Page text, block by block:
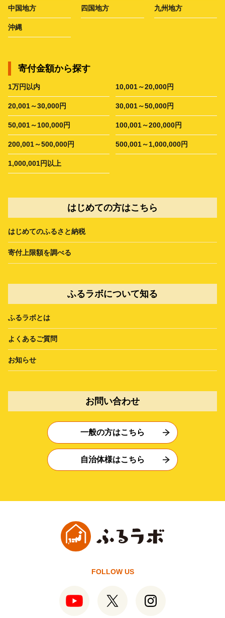
中国地方 四国地方 九州地方
沖縄
寄付金額から探す
1万円以内 10,001～20,000円
20,001～30,000円 30,001～50,000円
50,001～100,000円 100,001～200,000円
200,001～500,000円 500,001～1,000,000円
1,000,001円以上
はじめての方はこちら
はじめてのふるさと納税
寄付上限額を調べる
ふるラボについて知る
ふるラボとは
よくあるご質問
お知らせ
お問い合わせ
一般の方はこちら
自治体様はこちら
FOLLOW US